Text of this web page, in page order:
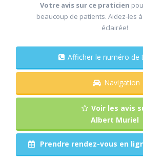
Votre avis sur ce praticien
beaucoup de patients. Aidez-les
éclairée!
Afficher le
Navigation
Voir les avis
Albert Muriel
Prendre rendez-vous en